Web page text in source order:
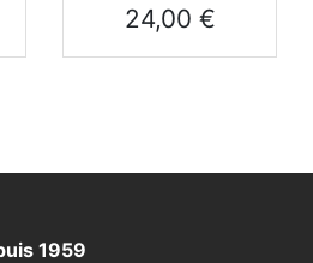
Prix
24,00 €
1959